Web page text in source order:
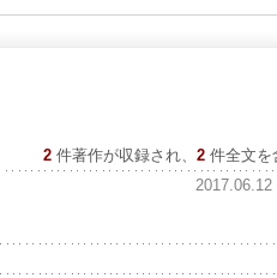
2 件著作が収録され、 2件全文を
2017.06.12